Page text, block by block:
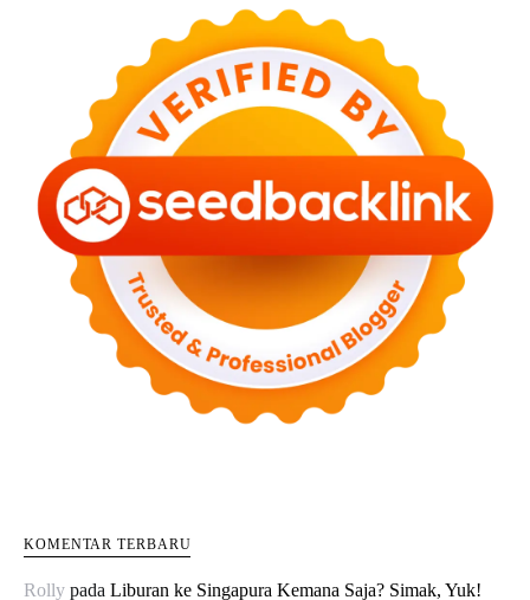
KOMENTAR TERBARU
Rolly pada Liburan ke Singapura Kemana Saja? Simak, Yuk!